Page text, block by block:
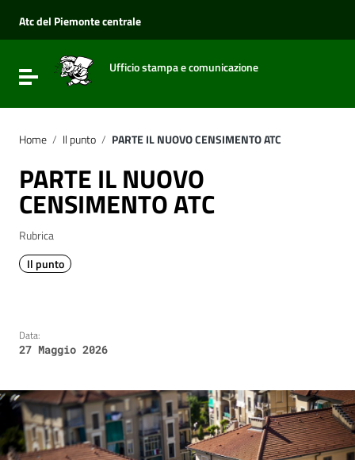
Vai al menu di navigazione
Vai al footer
Atc del Piemonte centrale
Attiva / disattiva la navigazione
Ufficio stampa e comunicazione
Home / Il punto / PARTE IL NUOVO CENSIMENTO ATC
PARTE IL NUOVO
CENSIMENTO ATC
Rubrica
Il punto
Data:
27 Maggio 2026